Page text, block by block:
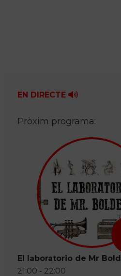
EN DIRECTE
Pròxim programa:
El laboratorio de Mr
21:00 - 22:00